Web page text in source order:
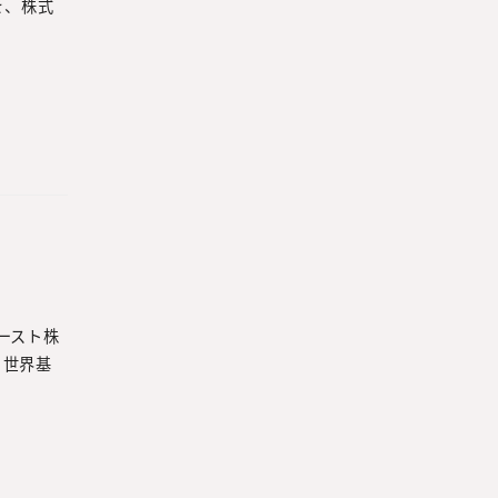
株式
スト株
界基